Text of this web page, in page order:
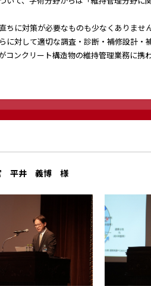
に対策が必要なものも少なくありませ
に対して適切な調査・診断・補修設計・
ンクリート構造物の維持管理業務に携
官 平井 義博 様